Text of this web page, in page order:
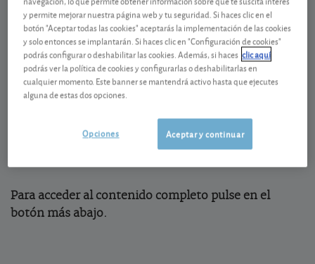
anuales
ING Direct ha ampliado su oferta de fondos
garantizados de tipo fijo, comercializando elFondo
Naranja Garantizado 2027 II(ES0164546006). Un
fondo, que se añade a otro lanzado en marzo de este
año, que ofrecía un
en lugar del 2,4% TAE que ofrece este de ahora.
Eso sí, podrán disfrutar de ese interés quienes lo
Para acceder al contenido completo pulse en el
botón más abajo.
y permite mejorar nuestra página web y tu seguridad. Si haces clic en el
botón "Aceptar todas las cookies" aceptarás la implementación de las cookies
y solo entonces se implantarán. Si haces clic en "Configuración de cookies"
podrás configurar o deshabilitar las cookies. Además, si haces clic aquí
podrás ver la política de cookies y configurarlas o deshabilitarlas en
cualquier momento. Este banner se mantendrá activo hasta que ejecutes
alguna de estas dos opciones.
Aceptar y continuar
Opciones